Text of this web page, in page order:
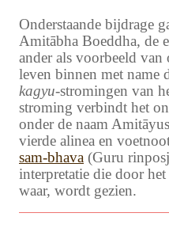
Onderstaande bijdrage
Amitābha Boeddha, de
ander als voorbeeld
leven binnen met name
kagyu-stromingen van
stroming verbindt het
onder de naam
vierde alinea en
sam-bhava (Guru
interpretatie die door
waar, wordt gezien.